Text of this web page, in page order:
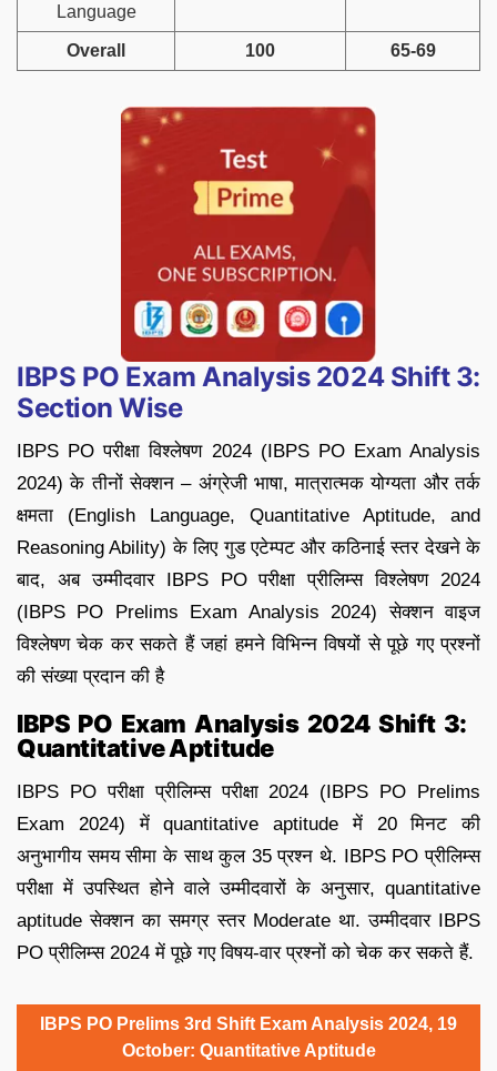
Language
Overall 100 65-69
IBPS PO Exam Analysis 2024 Shift 3:
Section Wise
IBPS PO परीक्षा विश्लेषण 2024 (IBPS PO Exam Analysis
2024) के तीनों सेक्शन – अंग्रेजी भाषा, मात्रात्मक योग्यता और तर्क
क्षमता (English Language, Quantitative Aptitude, and
Reasoning Ability) के लिए गुड एटेम्पट और कठिनाई स्तर देखने के
बाद, अब उम्मीदवार IBPS PO परीक्षा प्रीलिम्स विश्लेषण 2024
(IBPS PO Prelims Exam Analysis 2024) सेक्शन वाइज
विश्लेषण चेक कर सकते हैं जहां हमने विभिन्न विषयों से पूछे गए प्रश्नों
की संख्या प्रदान की है
IBPS PO Exam Analysis 2024 Shift 3:
Quantitative Aptitude
IBPS PO परीक्षा प्रीलिम्स परीक्षा 2024 (IBPS PO Prelims
Exam 2024) में quantitative aptitude में 20 मिनट की
अनुभागीय समय सीमा के साथ कुल 35 प्रश्न थे. IBPS PO प्रीलिम्स
परीक्षा में उपस्थित होने वाले उम्मीदवारों के अनुसार, quantitative
aptitude सेक्शन का समग्र स्तर Moderate था. उम्मीदवार IBPS
PO प्रीलिम्स 2024 में पूछे गए विषय-वार प्रश्नों को चेक कर सकते हैं.
IBPS PO Prelims 3rd Shift Exam Analysis 2024, 19
October: Quantitative Aptitude